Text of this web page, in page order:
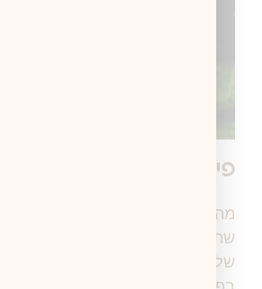
פיקמי
מה זה בכלל פיקמי? הכל התחיל
שהבת שלה (בת 14)
שלה קראו לה פיקמי. והאמא